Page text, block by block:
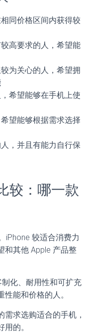
同价格区间内获得较
高要求的人，希望能
为关心的人，希望拥
希望能够在手机上使
望能够根据需求选择
，并且有能力自行保
较：哪一款
iPhone 较适合消费力
和其他 Apple 产品整
化、耐用性和可扩充
能和价格的人。
求选购适合的手机，
的。